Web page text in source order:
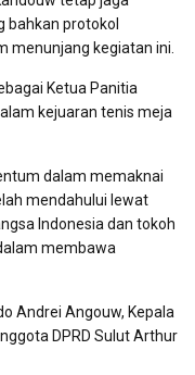
bahkan protokol
menunjang kegiatan ini.
Ketua Panitia
kejuaran tenis meja
dalam memaknai
mendahului lewat
Indonesia dan tokoh
membawa
Andrei Angouw, Kepala
DPRD Sulut Arthur